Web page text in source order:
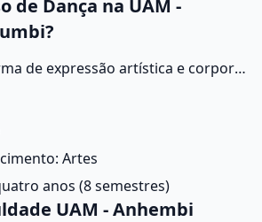
de Dança na UAM -
de expressão artística e corporal
pode ter funções sociais, rituais,
ou simplesmente estéticas.
Artes
anos (8 semestres)
UAM - Anhembi